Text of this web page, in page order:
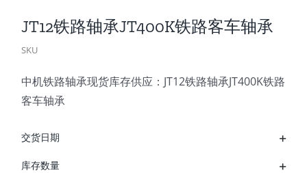
JT12铁路轴承JT400K铁路客车轴承
SKU
中机铁路轴承现货库存供应：JT12铁路轴承JT400K铁路
客车轴承
交货日期
库存数量